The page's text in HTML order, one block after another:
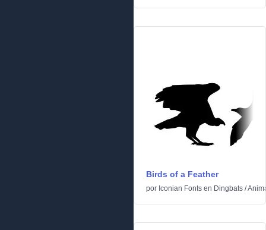
Birds of a Feather
por Iconian Fonts en Dingbats /